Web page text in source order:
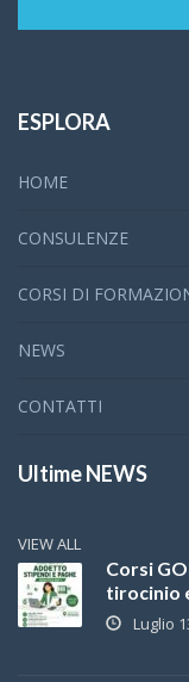
ESPLORA
HOME
CONSULENZE
CORSI DI
NEWS
CONTATTI
Ultime NEWS
VIEW ALL
Corsi
tirocinio
Luglio